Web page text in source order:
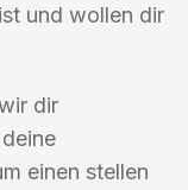
und wollen dir
dir
einen stellen